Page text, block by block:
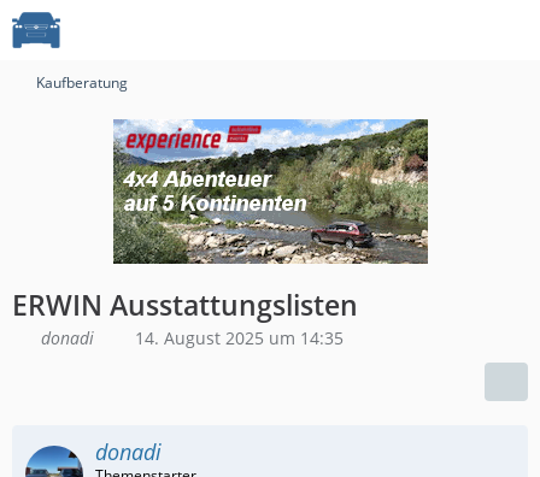
Kaufberatung
ERWIN Ausstattungslisten
donadi 14. August 2025 um 14:35
donadi